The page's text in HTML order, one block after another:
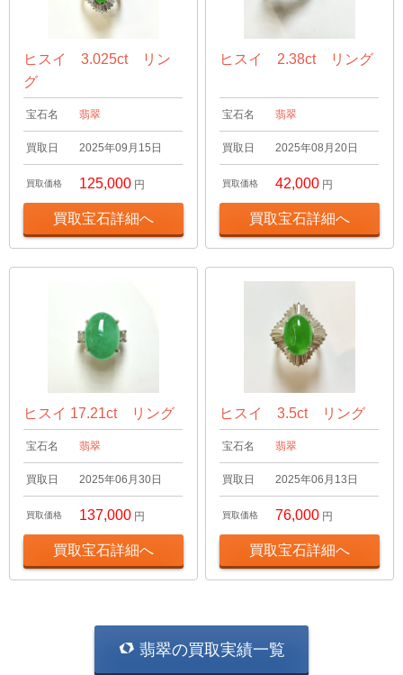
ヒスイ 3.025ct リン
グ
宝石名 翡翠
買取日 2025年09月15日
買取価格 125,000 円
買取宝石詳細へ
ヒスイ 2.38ct リング
宝石名 翡翠
買取日 2025年08月20日
買取価格 42,000 円
買取宝石詳細へ
ヒスイ 17.21ct リング
宝石名 翡翠
買取日 2025年06月30日
買取価格 137,000 円
買取宝石詳細へ
ヒスイ 3.5ct リング
宝石名 翡翠
買取日 2025年06月13日
買取価格 76,000 円
買取宝石詳細へ
翡翠の買取実績一覧